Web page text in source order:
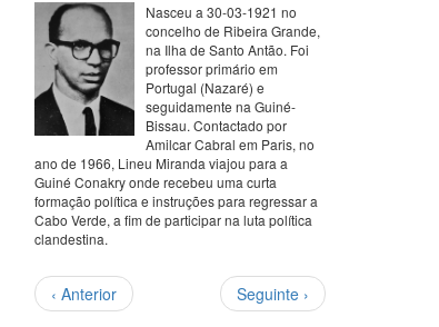
Nasceu a 30-03-1921 no
concelho de Ribeira Grande,
na Ilha de Santo Antão. Foi
professor primário em
Portugal (Nazaré) e
seguidamente na Guiné-
Bissau. Contactado por
Amilcar Cabral em Paris, no
ano de 1966, Lineu Miranda viajou para a
Guiné Conakry onde recebeu uma curta
formação política e instruções para regressar a
Cabo Verde, a fim de participar na luta política
clandestina.
Paginação
Página
anterior
‹ Anterior
Próxima
página
Seguinte ›